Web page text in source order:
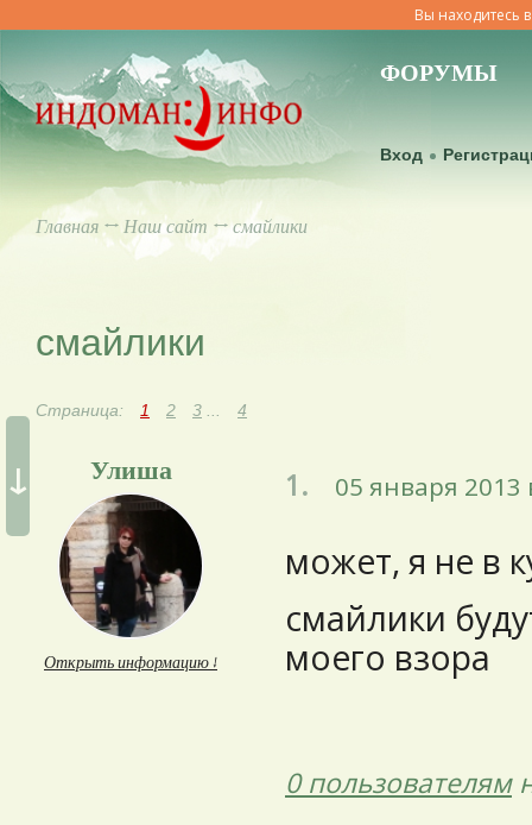
Вы находитесь
ФОРУМЫ
Вход
Главная ↔ Наш сайт ↔ смайлики
↓
смайлики
Страница: 1 2 3 4
Улиша
Открыть информацию ↓
1. 05 января 2013
может, я не в
смайлики
моего взора
0 пользователям